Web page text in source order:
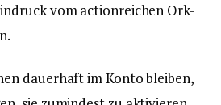
vom actionreichen Ork-
dauerhaft im Konto bleiben,